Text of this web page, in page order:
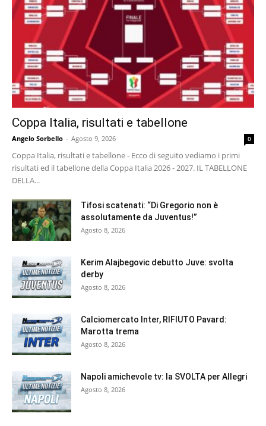
Coppa Italia, risultati e tabellone
Angelo Sorbello - Agosto 9, 2026 0
Coppa Italia, risultati e tabellone - Ecco di seguito vediamo i primi
risultati ed il tabellone della Coppa Italia 2026 - 2027. IL TABELLONE
DELLA...
Tifosi scatenati: “Di Gregorio non è
assolutamente da Juventus!”
Agosto 8, 2026
Kerim Alajbegovic debutto Juve: svolta
derby
Agosto 8, 2026
Calciomercato Inter, RIFIUTO Pavard:
Marotta trema
Agosto 8, 2026
Napoli amichevole tv: la SVOLTA per Allegri
Agosto 8, 2026